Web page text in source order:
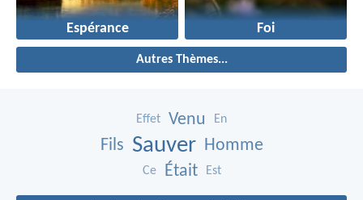
Espérance Foi
Autres Thèmes...
Effet Venu En
Fils Sauver Homme
Ce Était Est